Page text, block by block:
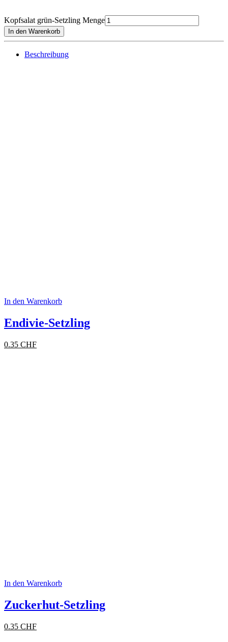
Kopfsalat grün-Setzling Menge
In den Warenkorb
Beschreibung
In den Warenkorb
Endivie-Setzling
0.35 CHF
In den Warenkorb
Zuckerhut-Setzling
0.35 CHF